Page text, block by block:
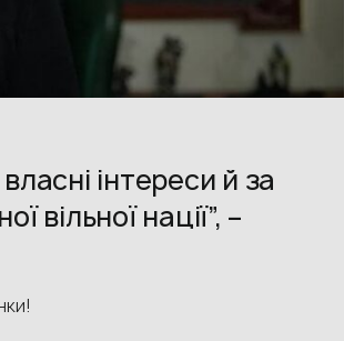
інтереси й за
вільної нації”, –